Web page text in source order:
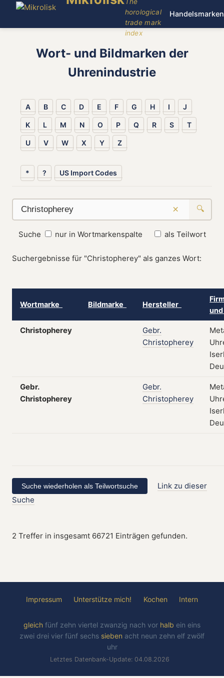
horological
trade mark
index
Handelsmarken
Wort- und Bildmarken der
Uhrenindustrie
A B C D E F G H I J
K L M N O P Q R S T
U V W X Y Z
* ? US Import Codes
× 🔍
Suche nur in Wortmarkenspalte als Teilwort
Suchergebnisse für "Christopherey" als ganzes Wort:
Wortmarke Bildmarke Hersteller
Christopherey
Gebr.
Christopherey
Gebr.
Christopherey
Gebr.
Christopherey
Link zu dieser
Suche
2 Treffer in insgesamt 66721 Einträgen gefunden.
Impressum Unterstütze mich! Kochen Intern
gleich fünf zehn viertel zwanzig nach vor halb ein eins
zwei drei vier fünf sechs sieben acht neun zehn elf zwölf
uhr
Letztes Datenbank-Update: 04.08.2026